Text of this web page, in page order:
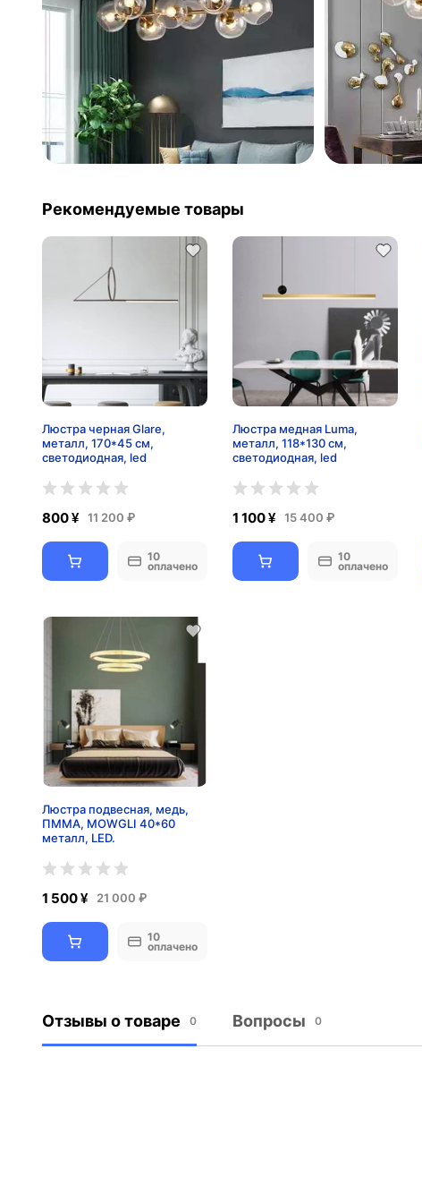
Рекомендуемые товары
Люстра черная Glare,
металл, 170*45 см,
светодиодная, led
800 ¥ 11 200 ₽
10
оплачено
Люстра медная Luma,
металл, 118*130 см,
светодиодная, led
1 100 ¥ 15 400 ₽
10
оплачено
Люстра подвесная, медь,
ПММА, MOWGLI 40*60
металл, LED.
1 500 ¥ 21 000 ₽
10
оплачено
Отзывы о товаре 0 Вопросы 0